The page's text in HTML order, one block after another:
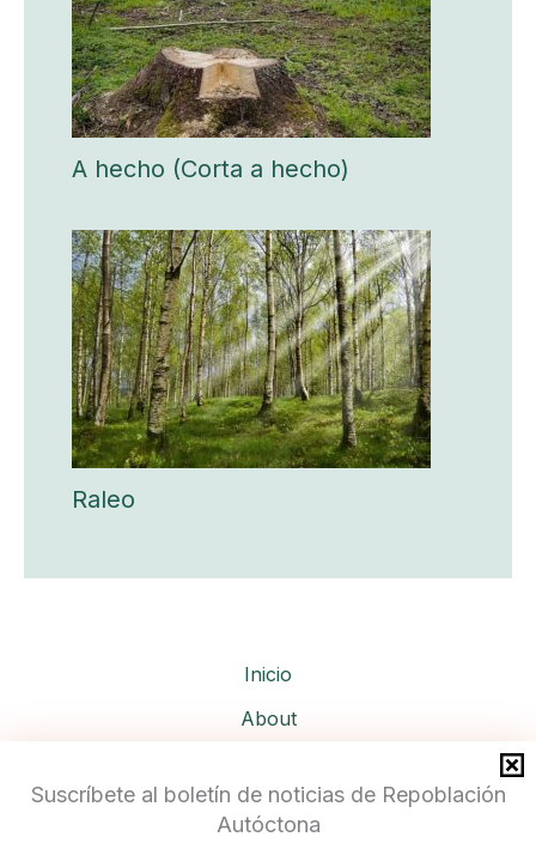
Suscríbete al boletín de noticias de Repoblación
Autóctona
A hecho (Corta a hecho)
Raleo
Inicio
About